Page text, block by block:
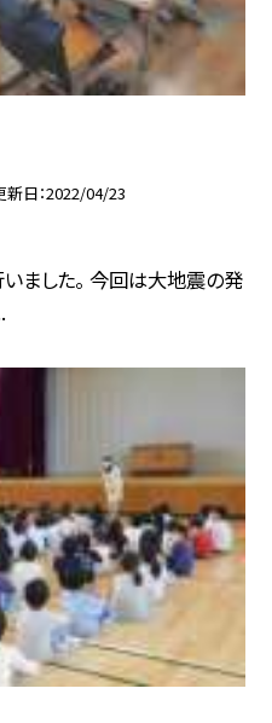
新日 2022/04/23
ました。 今回は大地震の発